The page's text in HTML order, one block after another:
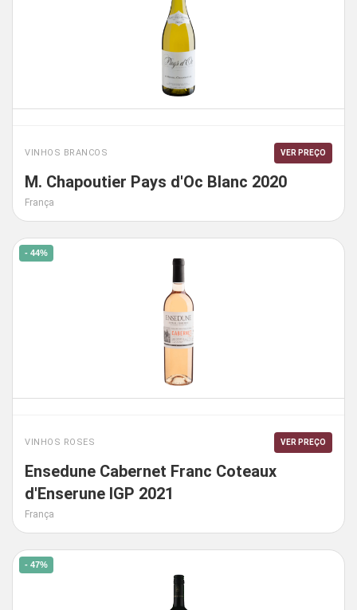
VINHOS BRANCOS VER PREÇO
M. Chapoutier Pays d'Oc Blanc 2020
França
- 44%
VINHOS ROSES VER PREÇO
Ensedune Cabernet Franc Coteaux
d'Enserune IGP 2021
França
- 47%